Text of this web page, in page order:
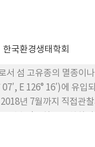
한국환경생태학회
섬 고유종의 멸종이
E 126° 16′)에 유
년 7월까지 직접관
기는 1.60±0.77 ha